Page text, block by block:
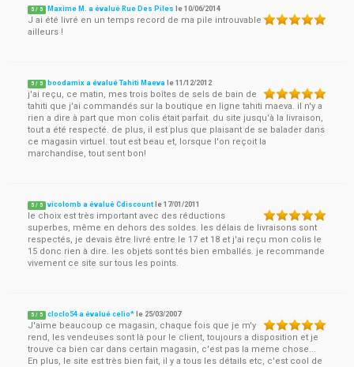
5 / 5 Maxime M. a évalué Rue Des Piles le10/06/2014
J ai été livré en un temps record de ma pile introuvable
ailleurs !
5 / 5 boodamix a évalué Tahiti Maeva le11/12/2012
j'ai reçu, ce matin, mes trois boîtes de sels de bain de
tahiti que j'ai commandés sur la boutique en ligne tahiti maeva. il n'y a
rien a dire à part que mon colis était parfait. du site jusqu'à la livraison,
tout a été respecté. de plus, il est plus que plaisant de se balader dans
ce magasin virtuel. tout est beau et, lorsque l'on reçoit la
marchandise, tout sent bon!
5 / 5 vicolomb a évalué Cdiscount le17/01/2011
le choix est très important avec des réductions
superbes, même en dehors des soldes. les délais de livraisons sont
respectés, je devais être livré entre le 17 et 18 et j'ai reçu mon colis le
15 donc rien à dire. les objets sont tés bien emballés. je recommande
vivement ce site sur tous les points.
5 / 5 cloclo54 a évalué celio* le 25/03/2007
J'aime beaucoup ce magasin, chaque fois que je m'y
rend, les vendeuses sont là pour le client, toujours a disposition et je
trouve ca bien car dans certain magasin, c'est pas la meme chose...
En plus, le site est très bien fait, il y a tous les détails etc, c'est cool de